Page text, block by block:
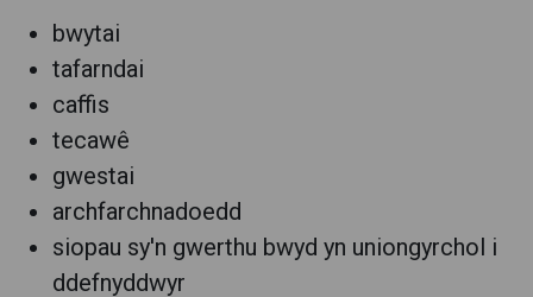
bwytai
tafarndai
caffis
tecawê
gwestai
archfarchnadoedd
siopau sy'n gwerthu bwyd yn uniongyrchol i
ddefnyddwyr